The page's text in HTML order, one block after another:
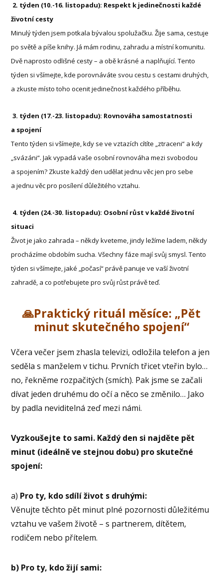
2. týden (10.-16. listopadu): Respekt k jedinečnosti každé
životní cesty
Minulý týden jsem potkala bývalou spolužačku. Žije sama, cestuje
po světě a píše knihy. Já mám rodinu, zahradu a místní komunitu.
Dvě naprosto odlišné cesty – a obě krásné a naplňující. Tento
týden si všímejte, kde porovnáváte svou cestu s cestami druhých,
a zkuste místo toho ocenit jedinečnost každého příběhu.
3. týden (17.-23. listopadu): Rovnováha samostatnosti
a spojení
Tento týden si všímejte, kdy se ve vztazích cítíte „ztraceni“ a kdy
„svázáni“. Jak vypadá vaše osobní rovnováha mezi svobodou
a spojením? Zkuste každý den udělat jednu věc jen pro sebe
a jednu věc pro posílení důležitého vztahu.
4. týden (24.-30. listopadu): Osobní růst v každé životní
situaci
Život je jako zahrada – někdy kveteme, jindy ležíme ladem, někdy
procházíme obdobím sucha. Všechny fáze mají svůj smysl. Tento
týden si všímejte, jaké „počasí“ právě panuje ve vaší životní
zahradě, a co potřebujete pro svůj růst právě teď.
🙏Praktický rituál měsíce: „Pět
minut skutečného spojení“
Včera večer jsem zhasla televizi, odložila telefon a jen
seděla s manželem v tichu. Prvních třicet vteřin bylo…
no, řekněme rozpačitých (smích). Pak jsme se začali
dívat jeden druhému do očí a něco se změnilo… Jako
by padla neviditelná zeď mezi námi.
Vyzkoušejte to sami. Každý den si najděte pět
minut (ideálně ve stejnou dobu) pro skutečné
spojení:
a) Pro ty, kdo sdílí život s druhými:
Věnujte těchto pět minut plné pozornosti důležitému
vztahu ve vašem životě – s partnerem, dítětem,
rodičem nebo přítelem.
b) Pro ty, kdo žijí sami: